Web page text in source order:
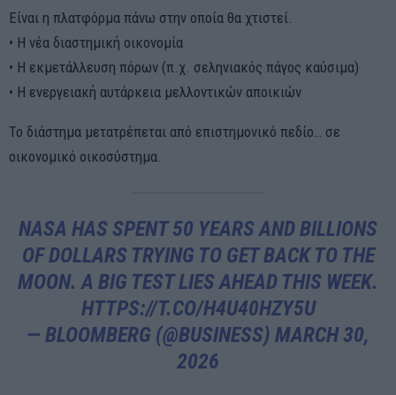
Είναι η πλατφόρμα πάνω στην οποία θα χτιστεί.
• Η νέα διαστημική οικονομία
• Η εκμετάλλευση πόρων (π.χ. σεληνιακός πάγος καύσιμα)
• Η ενεργειακή αυτάρκεια μελλοντικών αποικιών
Το διάστημα μετατρέπεται από επιστημονικό πεδίο… σε
οικονομικό οικοσύστημα.
NASA HAS SPENT 50 YEARS AND BILLIONS
OF DOLLARS TRYING TO GET BACK TO THE
MOON. A BIG TEST LIES AHEAD THIS WEEK.
HTTPS://T.CO/H4U40HZY5U
— BLOOMBERG (@BUSINESS) MARCH 30,
2026